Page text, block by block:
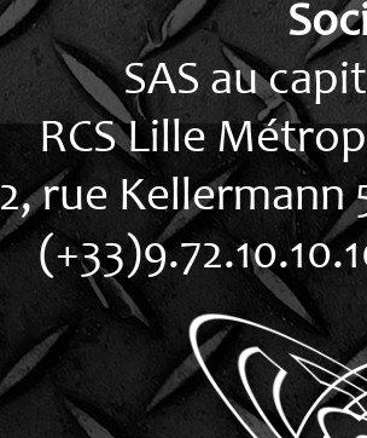
SAS au
RCS Lille
2, rue Kellermann